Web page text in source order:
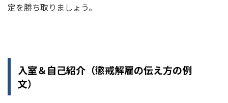
定を勝ち取りましょう。
入室＆自己紹介（懲戒解雇の伝え方の例
文）